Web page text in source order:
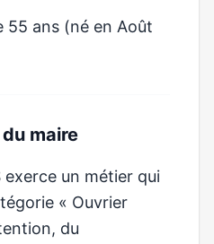
55 ans (né en Août
maire
exerce un métier qui
« Ouvrier
du